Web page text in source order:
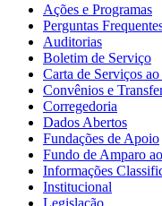
Ações e Programas
Perguntas
Auditorias
Boletim de Serviço
Carta de Serviços
Convênios e
Corregedoria
Dados Abertos
Fundações de Apoio
Fundo de Amparo
Informações
Institucional
Legislação